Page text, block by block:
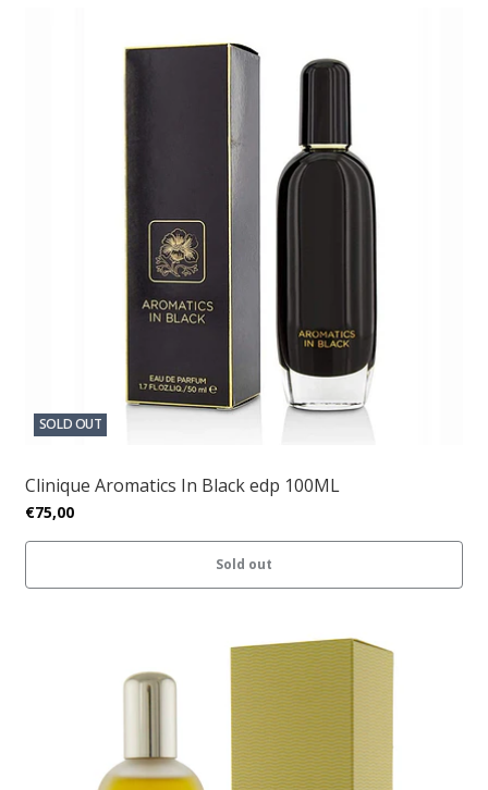
SOLD OUT
Clinique Aromatics In Black edp 100ML
€75,00
Sold out